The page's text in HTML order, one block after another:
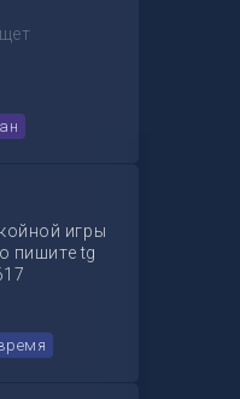
игры
пишите tg